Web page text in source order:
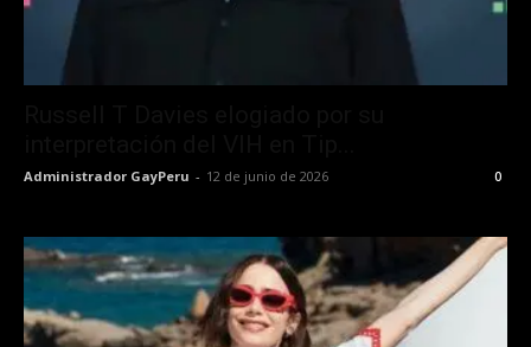
Administrador GayPeru - 12 de junio de 2026 0